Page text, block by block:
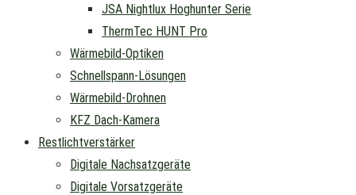
JSA Nightlux Hoghunter Serie
ThermTec HUNT Pro
Wärmebild-Optiken
Schnellspann-Lösungen
Wärmebild-Drohnen
KFZ Dach-Kamera
Restlichtverstärker
Digitale Nachsatzgeräte
Digitale Vorsatzgeräte